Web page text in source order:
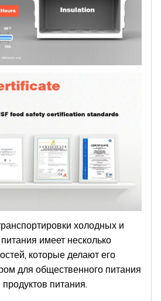
холодных и
имеет несколько
которые делают его
для общественного питания
питания.